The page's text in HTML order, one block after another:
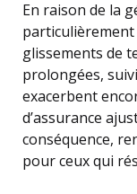
En raison de la
glissements de
prolongées,
exacerbent
d’assurance
conséquence,
pour ceux qui